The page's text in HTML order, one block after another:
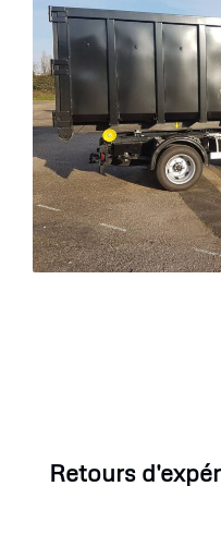
Retours